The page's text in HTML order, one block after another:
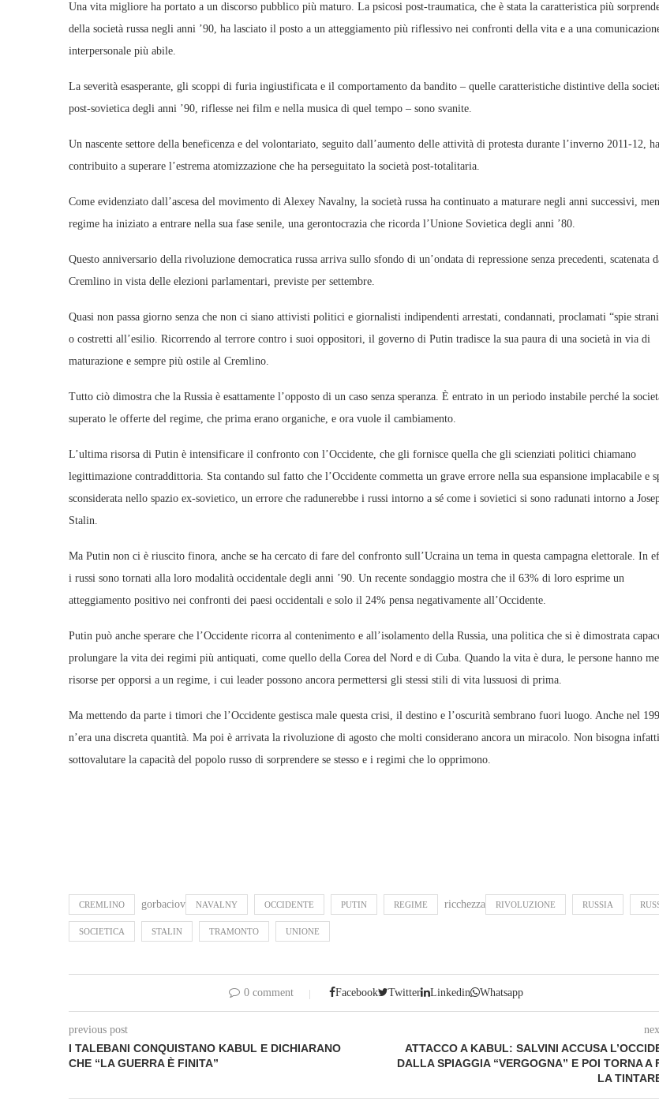
Una vita migliore ha portato a un discorso pubblico più maturo. La psicosi post-traumatica, che è stata la caratteristica più
della società russa negli anni ’90, ha lasciato il posto a un atteggiamento più riflessivo nei confronti della vita e a una
interpersonale più abile.
La severità esasperante, gli scoppi di furia ingiustificata e il comportamento da bandito – quelle caratteristiche distintive della
post-sovietica degli anni ’90, riflesse nei film e nella musica di quel tempo – sono svanite.
Un nascente settore della beneficenza e del volontariato, seguito dall’aumento delle attività di protesta durante l’inverno 2011-12, ha
contribuito a superare l’estrema atomizzazione che ha perseguitato la società post-totalitaria.
Come evidenziato dall’ascesa del movimento di Alexey Navalny, la società russa ha continuato a maturare negli anni successivi,
regime ha iniziato a entrare nella sua fase senile, una gerontocrazia che ricorda l’Unione Sovietica degli anni ’80.
Questo anniversario della rivoluzione democratica russa arriva sullo sfondo di un’ondata di repressione senza precedenti, scatenata
Cremlino in vista delle elezioni parlamentari, previste per settembre.
Quasi non passa giorno senza che non ci siano attivisti politici e giornalisti indipendenti arrestati, condannati, proclamati “spie
o costretti all’esilio. Ricorrendo al terrore contro i suoi oppositori, il governo di Putin tradisce la sua paura di una società in via di
maturazione e sempre più ostile al Cremlino.
Tutto ciò dimostra che la Russia è esattamente l’opposto di un caso senza speranza. È entrato in un periodo instabile perché la
superato le offerte del regime, che prima erano organiche, e ora vuole il cambiamento.
L’ultima risorsa di Putin è intensificare il confronto con l’Occidente, che gli fornisce quella che gli scienziati politici chiamano
legittimazione contraddittoria. Sta contando sul fatto che l’Occidente commetta un grave errore nella sua espansione implacabile e
sconsiderata nello spazio ex-sovietico, un errore che radunerebbe i russi intorno a sé come i sovietici si sono radunati intorno a
Stalin.
Ma Putin non ci è riuscito finora, anche se ha cercato di fare del confronto sull’Ucraina un tema in questa campagna elettorale. In
i russi sono tornati alla loro modalità occidentale degli anni ’90. Un recente sondaggio mostra che il 63% di loro esprime un
atteggiamento positivo nei confronti dei paesi occidentali e solo il 24% pensa negativamente all’Occidente.
Putin può anche sperare che l’Occidente ricorra al contenimento e all’isolamento della Russia, una politica che si è dimostrata
prolungare la vita dei regimi più antiquati, come quello della Corea del Nord e di Cuba. Quando la vita è dura, le persone hanno
risorse per opporsi a un regime, i cui leader possono ancora permettersi gli stessi stili di vita lussuosi di prima.
Ma mettendo da parte i timori che l’Occidente gestisca male questa crisi, il destino e l’oscurità sembrano fuori luogo. Anche nel
n’era una discreta quantità. Ma poi è arrivata la rivoluzione di agosto che molti considerano ancora un miracolo. Non bisogna infatti
sottovalutare la capacità del popolo russo di sorprendere se stesso e i regimi che lo opprimono.
CREMLINO gorbaciov NAVALNY OCCIDENTE PUTIN REGIME ricchezza RIVOLUZIONE RUSSIA
SOCIETICA STALIN TRAMONTO UNIONE
0 comment Facebook Twitter Linkedin Whatsapp
previous post
I TALEBANI CONQUISTANO KABUL E DICHIARANO
CHE “LA GUERRA È FINITA”
ATTACCO A KABUL: SALVINI ACCUSA
DALLA SPIAGGIA “VERGOGNA” E POI TORNA A
LA